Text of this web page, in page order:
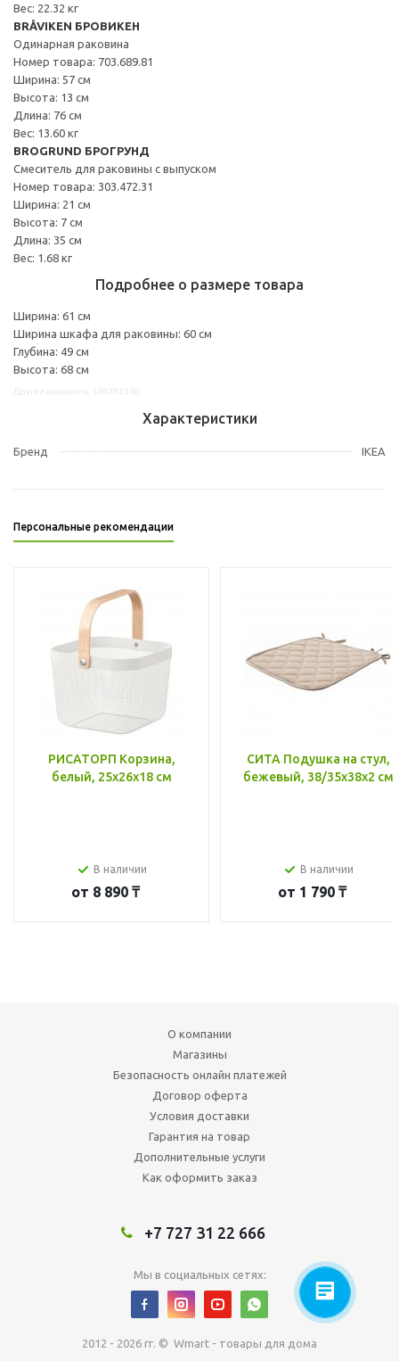
Вес: 22.32 кг
BRÅVIKEN БРОВИКЕН
Одинарная раковина
Номер товара: 703.689.81
Ширина: 57 см
Высота: 13 см
Длина: 76 см
Вес: 13.60 кг
BROGRUND БРОГРУНД
Смеситель для раковины с выпуском
Номер товара: 303.472.31
Ширина: 21 см
Высота: 7 см
Длина: 35 см
Вес: 1.68 кг
Подробнее о размере товара
Ширина: 61 см
Ширина шкафа для раковины: 60 см
Глубина: 49 см
Высота: 68 см
Характеристики
Бренд IKEA
Персональные рекомендации
РИСАТОРП Корзина,
белый, 25x26x18 см
В наличии
от 8 890 ₸
СИТА Подушка на стул,
бежевый, 38/35x38x2 см
В наличии
от 1 790 ₸
О компании
Магазины
Безопасность онлайн платежей
Договор оферта
Условия доставки
Гарантия на товар
Дополнительные услуги
Как оформить заказ
+7 727 31 22 666
Мы в социальных сетях:
2012 - 2026 гг. © Wmart - товары для дома